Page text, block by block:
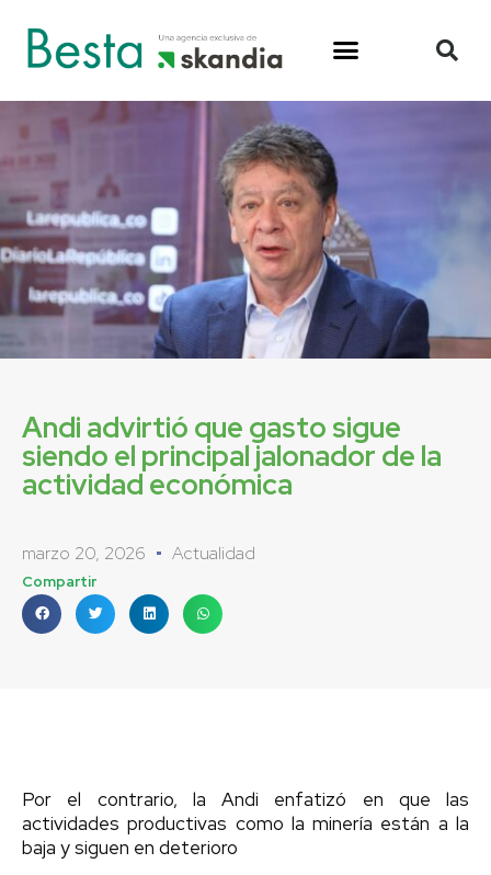
Andi advirtió que gasto sigue
siendo el principal jalonador de la
actividad económica
marzo 20, 2026 Actualidad
Compartir
Por el contrario, la Andi enfatizó en que las
actividades productivas como la minería están a la
baja y siguen en deterioro